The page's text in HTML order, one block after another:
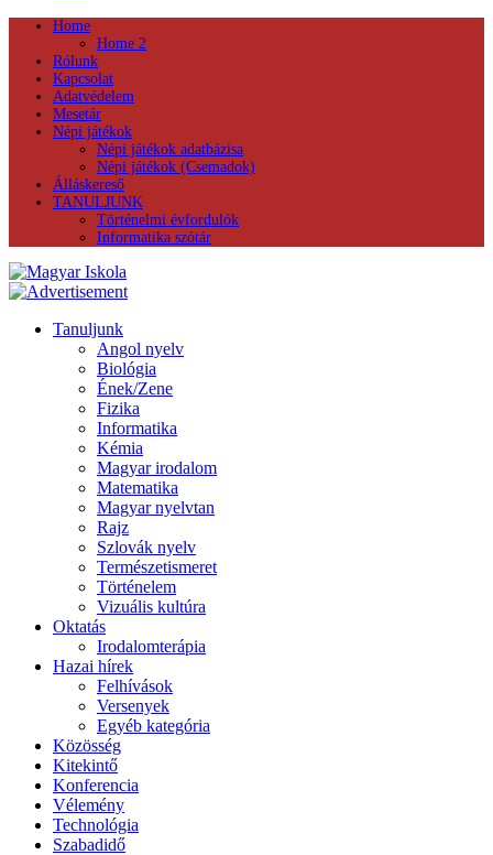
Home
Home 2
Rólunk
Kapcsolat
Adatvédelem
Mesetár
Népi játékok
Népi játékok adatbázisa
Népi játékok (Csemadok)
Álláskereső
TANULJUNK
Történelmi évfordulók
Informatika szótár
Tanuljunk
Angol nyelv
Biológia
Ének/Zene
Fizika
Informatika
Kémia
Magyar irodalom
Matematika
Magyar nyelvtan
Rajz
Szlovák nyelv
Természetismeret
Történelem
Vizuális kultúra
Oktatás
Irodalomterápia
Hazai hírek
Felhívások
Versenyek
Egyéb kategória
Közösség
Kitekintő
Konferencia
Vélemény
Technológia
Szabadidő